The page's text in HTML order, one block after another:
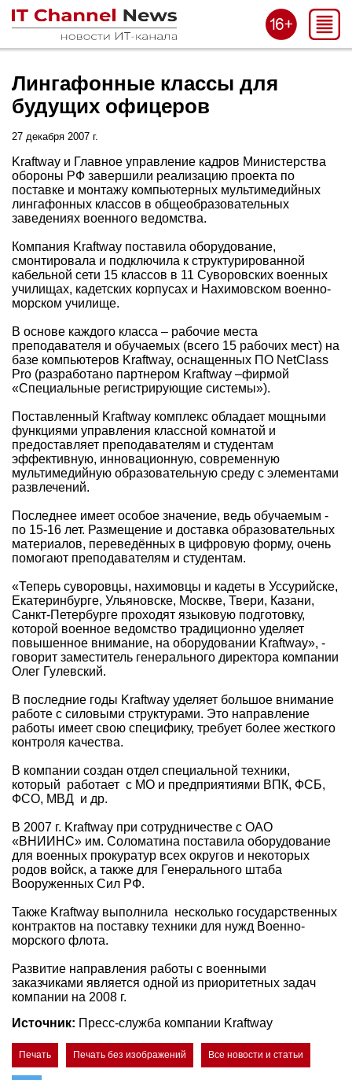
Лингафонные классы для
будущих офицеров
27 декабря 2007 г.
Kraftway и Главное управление кадров Министерства
обороны РФ завершили реализацию проекта по
поставке и монтажу компьютерных мультимедийных
лингафонных классов в общеобразовательных
заведениях военного ведомства.
Компания Kraftway поставила оборудование,
смонтировала и подключила к структурированной
кабельной сети 15 классов в 11 Суворовских военных
училищах, кадетских корпусах и Нахимовском военно-
морском училище.
В основе каждого класса – рабочие места
преподавателя и обучаемых (всего 15 рабочих мест) на
базе компьютеров Kraftway, оснащенных ПО NetClass
Pro (разработано партнером Kraftway –фирмой
«Специальные регистрирующие системы»).
Поставленный Kraftway комплекс обладает мощными
функциями управления классной комнатой и
предоставляет преподавателям и студентам
эффективную, инновационную, современную
мультимедийную образовательную среду с элементами
развлечений.
Последнее имеет особое значение, ведь обучаемым -
по 15-16 лет. Размещение и доставка образовательных
материалов, переведённых в цифровую форму, очень
помогают преподавателям и студентам.
«Теперь суворовцы, нахимовцы и кадеты в Уссурийске,
Екатеринбурге, Ульяновске, Москве, Твери, Казани,
Санкт-Петербурге проходят языковую подготовку,
которой военное ведомство традиционно уделяет
повышенное внимание, на оборудовании Kraftway», -
говорит заместитель генерального директора компании
Олег Гулевский.
В последние годы Kraftway уделяет большое внимание
работе с силовыми структурами. Это направление
работы имеет свою специфику, требует более жесткого
контроля качества.
В компании создан отдел специальной техники,
который работает с МО и предприятиями ВПК, ФСБ,
ФСО, МВД и др.
В 2007 г. Kraftway при сотрудничестве с ОАО
«ВНИИНС» им. Соломатина поставила оборудование
для военных прокуратур всех округов и некоторых
родов войск, а также для Генерального штаба
Вооруженных Сил РФ.
Также Kraftway выполнила несколько государственных
контрактов на поставку техники для нужд Военно-
морского флота.
Развитие направления работы с военными
заказчиками является одной из приоритетных задач
компании на 2008 г.
Источник: Пресс-служба компании Kraftway
Печать Печать без изображений Все новости и статьи